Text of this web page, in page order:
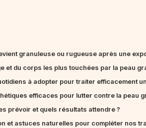
granuleuse ou rugueuse après une
et du corps les plus touchées par la peau
à adopter pour traiter efficacement
efficaces pour lutter contre la peau
prévoir et quels résultats attendre ?
et astuces naturelles pour compléter nos